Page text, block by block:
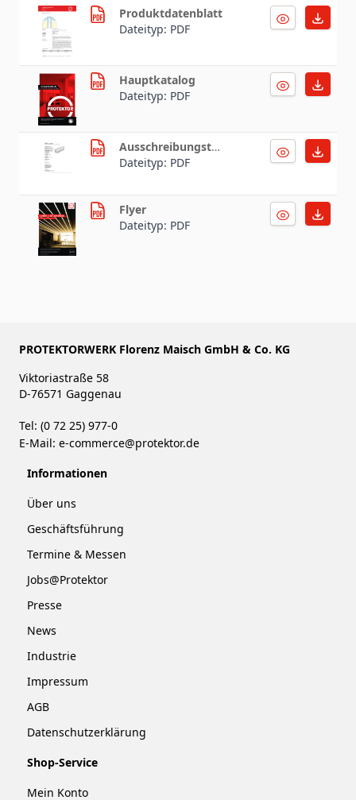
Produktdatenblatt
Dateityp: PDF
Hauptkatalog
Dateityp: PDF
Ausschreibungstext
Dateityp: PDF
Flyer
Dateityp: PDF
PROTEKTORWERK Florenz Maisch GmbH & Co. KG
Viktoriastraße 58
D-76571 Gaggenau
Tel: (0 72 25) 977-0
E-Mail: e-commerce@protektor.de
Informationen
Über uns
Geschäftsführung
Termine & Messen
Jobs@Protektor
Presse
News
Industrie
Impressum
AGB
Datenschutzerklärung
Shop-Service
Mein Konto